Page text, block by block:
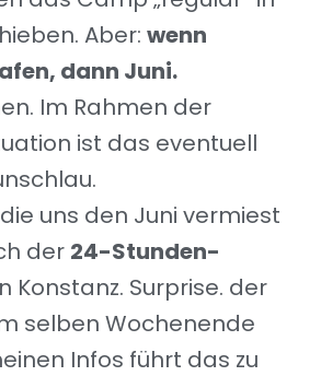
Aber: wenn
dann Juni.
Im Rahmen der
ist das eventuell
uns den Juni vermiest
der 24-Stunden-
Konstanz. Surprise. der
selben Wochenende
Infos führt das zu